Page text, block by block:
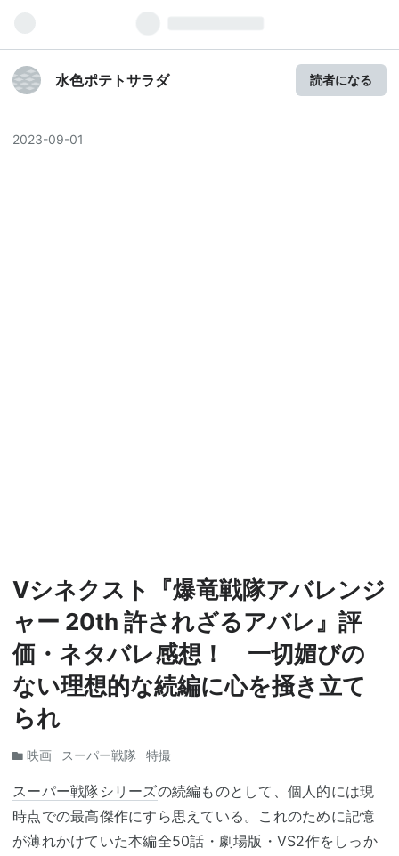
水色ポテトサラダ 読者になる
2023-09-01
Vシネクスト『爆竜戦隊アバレンジ
ャー 20th 許されざるアバレ』評
価・ネタバレ感想！ 一切媚びの
ない理想的な続編に心を掻き立て
られ
映画 スーパー戦隊 特撮
スーパー戦隊シリーズの続編ものとして、個人的には現
時点での最高傑作にすら思えている。これのために記憶
が薄れかけていた本編全50話・劇場版・VS2作をしっか